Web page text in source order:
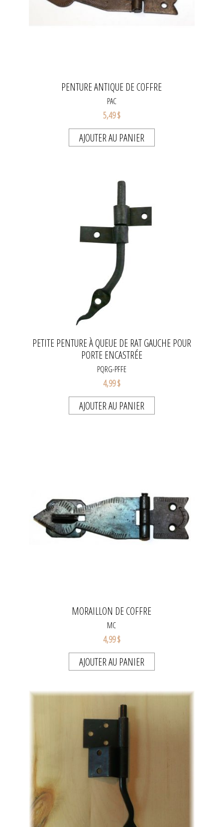
PENTURE ANTIQUE DE COFFRE
PAC
5,49 $
AJOUTER AU PANIER
PETITE PENTURE À QUEUE DE RAT GAUCHE POUR
PORTE ENCASTRÉE
PQRG-PFFE
4,99 $
AJOUTER AU PANIER
MORAILLON DE COFFRE
MC
4,99 $
AJOUTER AU PANIER